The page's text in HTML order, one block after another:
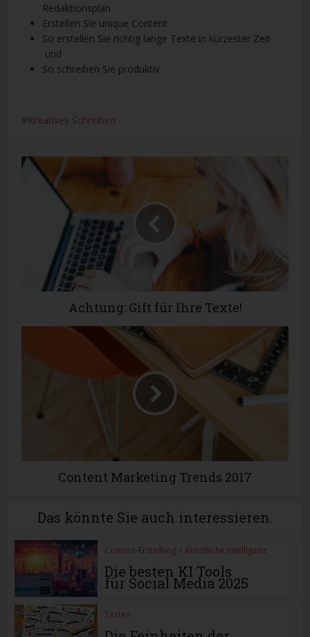
Redaktionsplan
Erstellen Sie unique Content
So erstellen Sie richtig lange Texte in kürzester Zeit
und
So schreiben Sie produktiv
Kreatives Schreiben
Achtung: Gift für Ihre Texte!
Content Marketing Trends 2017
Das könnte Sie auch interessieren.
Content-Erstellung Künstliche Intelligenz
Die besten KI Tools
für Social Media 2025
Texten